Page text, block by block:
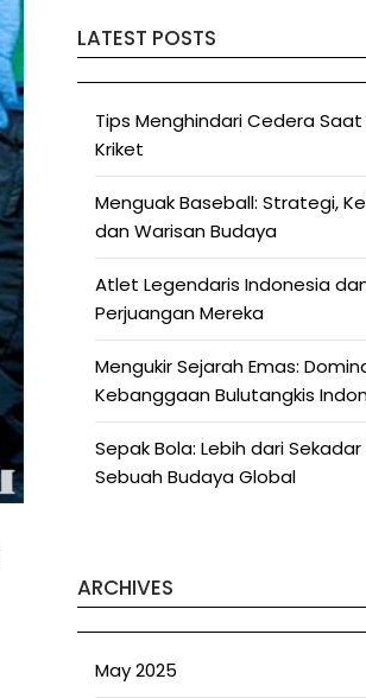
LATEST POSTS
Tips Menghindari Cedera
Kriket
Menguak Baseball: Strategi,
dan Warisan Budaya
Atlet Legendaris Indonesia
Perjuangan Mereka
Mengukir Sejarah Emas:
Kebanggaan Bulutangkis
Sepak Bola: Lebih dari
Sebuah Budaya Global
ARCHIVES
May 2025